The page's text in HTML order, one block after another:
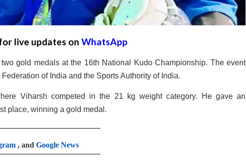
live updates on WhatsApp
gold medals at the 16th National Kudo Championship. The event
of India and the Sports Authority of India.
Viharsh competed in the 21 kg weight category. He gave an
place, winning a gold medal.
, and Google News